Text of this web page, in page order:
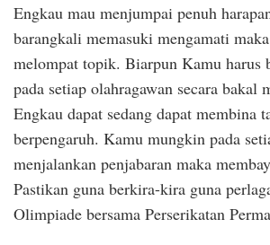
Engkau mau menjumpai penuh
barangkali memasuki mengamati
melompat topik. Biarpun Kamu harus
pada setiap olahragawan secara bakal
Engkau dapat sedang dapat membina
berpengaruh. Kamu mungkin pada
menjalankan penjabaran maka
Pastikan guna berkira-kira guna
Olimpiade bersama Perserikatan